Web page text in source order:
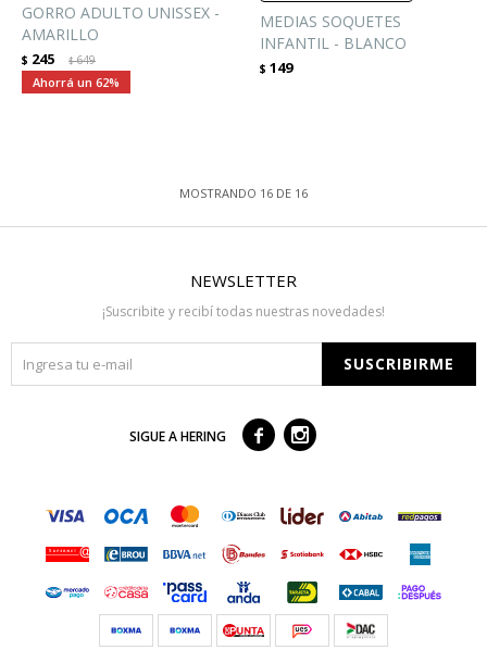
GORRO ADULTO UNISSEX -
AMARILLO
$ 245 $649
62
MEDIAS SOQUETES
INFANTIL - BLANCO
$ 149
MOSTRANDO 16 DE 16
NEWSLETTER
¡Suscribite y recibí todas nuestras novedades!
SUSCRIBIRME
SIGUE A HERING  